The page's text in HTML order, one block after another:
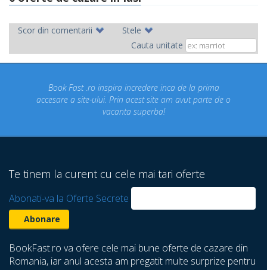
Scor din comentarii
Stele
Cauta unitate
Book Fast .ro inspira incredere inca de la prima
a site-ului. Prin acest site am avut parte de o
vacanta superba!
Te tinem la curent cu cele mai tari oferte
Abonati-va la Oferte Secrete
BookFast.ro va ofere cele mai bune oferte de cazare din
Romania, iar anul acesta am pregatit multe surprize pentru